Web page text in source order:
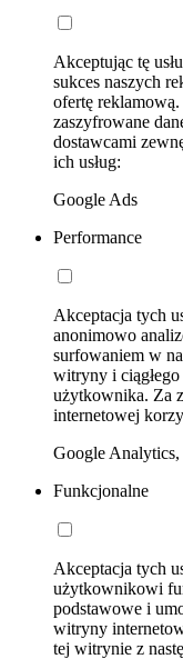
Akceptując tę
sukces naszych
ofertę
zaszyfrowane
dostawcami
ich usług:
Google Ads
Performance
Akceptacja tych
anonimowo
surfowaniem w
witryny i
użytkownika. Za
internetowej
Google
Funkcjonalne
Akceptacja tych
użytkownikowi
podstawowe i
witryny
tej witrynie z